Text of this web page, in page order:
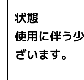
状態
使用に伴う
ざいます。